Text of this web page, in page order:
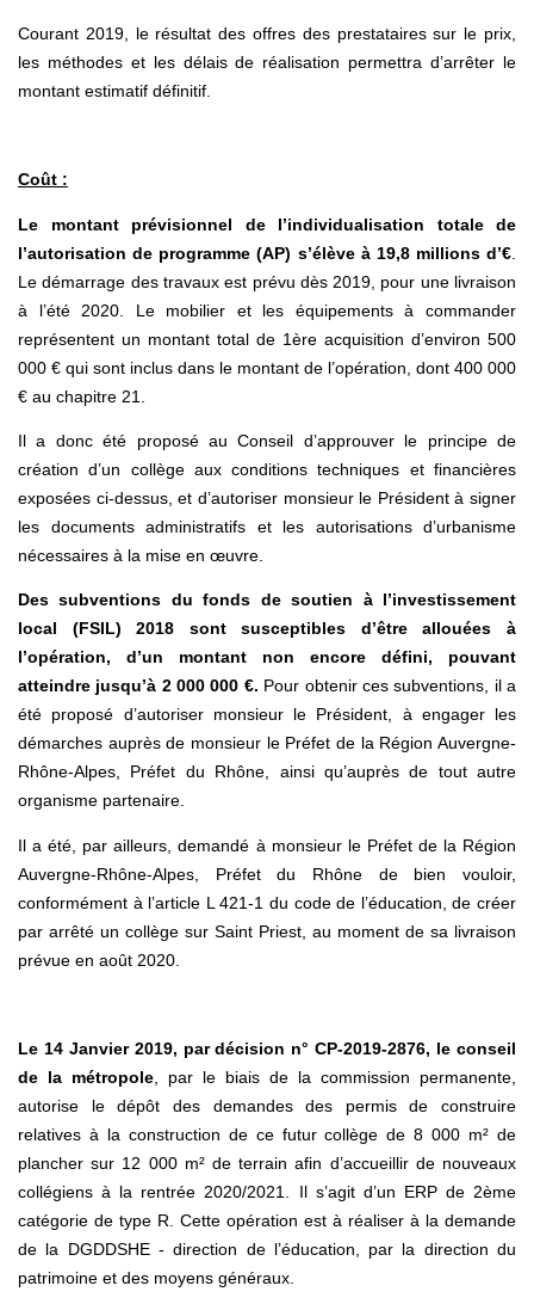
Courant 2019, le résultat des offres des prestataires sur le prix,
les méthodes et les délais de réalisation permettra d’arrêter le
montant estimatif définitif.
Coût :
Le montant prévisionnel de l’individualisation totale de
l’autorisation de programme (AP) s’élève à 19,8 millions d’€
Le démarrage des travaux est prévu dès 2019, pour une livraison
à l’été 2020. Le mobilier et les équipements à commander
représentent un montant total de 1ère acquisition d’environ 500
000 € qui sont inclus dans le montant de l’opération, dont 400 000
€ au chapitre 21.
Il a donc été proposé au Conseil d’approuver le principe de
création d’un collège aux conditions techniques et financières
exposées ci-dessus, et d’autoriser monsieur le Président à signer
les documents administratifs et les autorisations d’urbanisme
nécessaires à la mise en œuvre.
Des subventions du fonds de soutien à l’investissement
local (FSIL) 2018 sont susceptibles d’être allouées à
l’opération, d’un montant non encore défini, pouvant
atteindre jusqu’à 2 000 000 €. Pour obtenir ces subventions, il a
été proposé d’autoriser monsieur le Président, à engager les
démarches auprès de monsieur le Préfet de la Région Auvergne-
Rhône-Alpes, Préfet du Rhône, ainsi qu’auprès de tout autre
organisme partenaire.
Il a été, par ailleurs, demandé à monsieur le Préfet de la Région
Auvergne-Rhône-Alpes, Préfet du Rhône de bien vouloir,
conformément à l’article L 421-1 du code de l’éducation, de créer
par arrêté un collège sur Saint Priest, au moment de sa livraison
prévue en août 2020.
Le 14 Janvier 2019, par décision n° CP-2019-2876, le conseil
de la métropole, par le biais de la commission permanente,
autorise le dépôt des demandes des permis de construire
relatives à la construction de ce futur collège de 8 000 m² de
plancher sur 12 000 m² de terrain afin d’accueillir de nouveaux
collégiens à la rentrée 2020/2021. Il s’agit d’un ERP de 2ème
catégorie de type R. Cette opération est à réaliser à la demande
de la DGDDSHE - direction de l’éducation, par la direction du
patrimoine et des moyens généraux.